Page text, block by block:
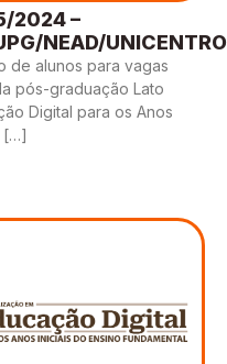
2024 –
NEAD/UNICENTRO
de alunos para vagas
pós-graduação Lato
Digital para os Anos
[…]